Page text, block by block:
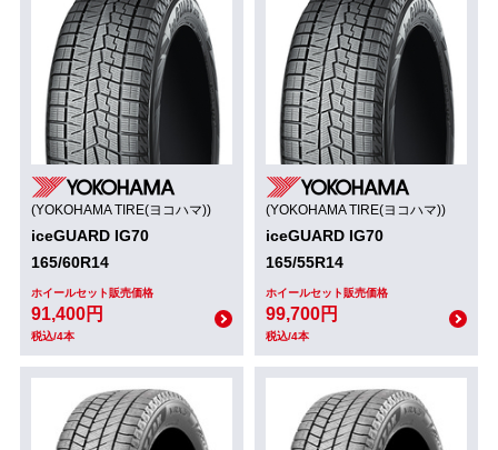
(YOKOHAMA TIRE(ヨコハマ))
iceGUARD IG70
165/60R14
ホイールセット販売価格
91,400円
税込/4本
(YOKOHAMA TIRE(ヨコハマ))
iceGUARD IG70
165/55R14
ホイールセット販売価格
99,700円
税込/4本